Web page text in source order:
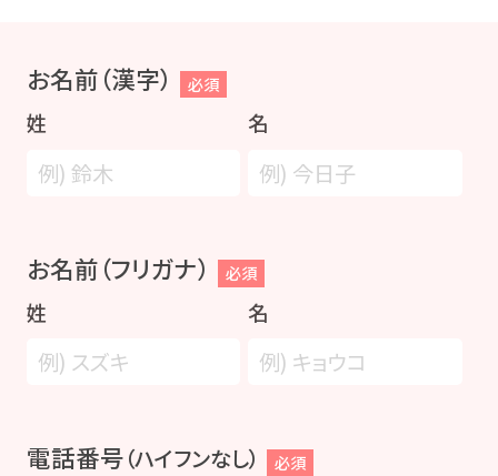
お名前（漢字） 必須
姓 名
お名前（フリガナ） 必須
姓 名
電話番号（ハイフンなし） 必須